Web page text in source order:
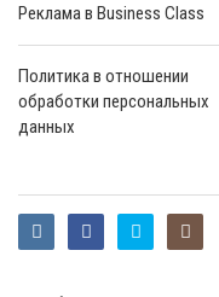
Реклама в Business Class
Политика в отношении
обработки персональных
данных